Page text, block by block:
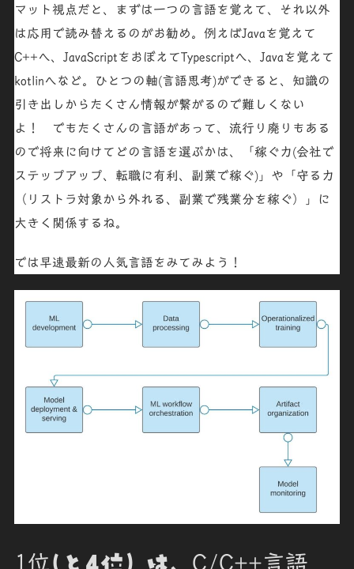
マット視点だと、まずは一つの言語を覚えて、それ以外
は応用で読み替えるのがお勧め。例えばJavaを覚えて
C++へ、 JavaScriptをおぼえてTypescriptへ、 Javaを覚えて
kotlinへなど。 ひとつの軸(言語思考)ができると、 知識の
引き出し からたくさん情報が繋がるので難しくない
よ！ でもたくさんの言語があって、流行り廃りもある
ので将来に向けてどの言語を選ぶかは、「稼ぐ力(会社で
ステップアップ、転職に有利、副業で稼ぐ)」や「守る力
（リストラ対象から外れる、副業で残業分を稼ぐ）
」に
大きく関係するね。
では早速最新の人気言語をみてみよう！
1位 (と4位）は、 C/C++言語